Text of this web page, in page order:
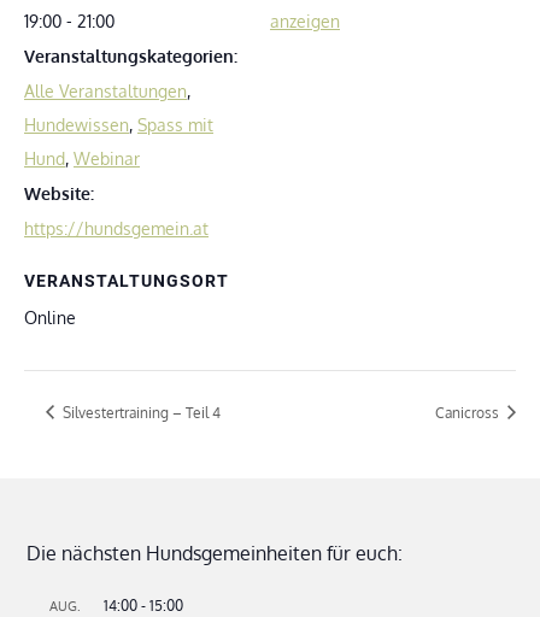
19:00 - 21:00
Veranstaltungskategorien:
Alle Veranstaltungen,
Hundewissen, Spass mit
Hund, Webinar
Website:
https://hundsgemein.at
VERANSTALTUNGSORT
Online
anzeigen
Silvestertraining – Teil 4 Canicross
Die nächsten Hundsgemeinheiten für euch:
AUG. 14:00 -15:00